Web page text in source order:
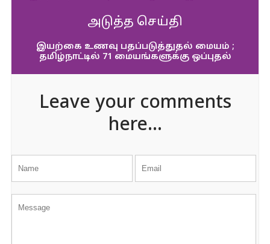
அடுத்த செய்தி
இயற்கை உணவு பதப்படுத்துதல் மையம் ;
தமிழ்நாட்டில் 71 மையங்களுக்கு ஒப்புதல்
Leave your comments
here...